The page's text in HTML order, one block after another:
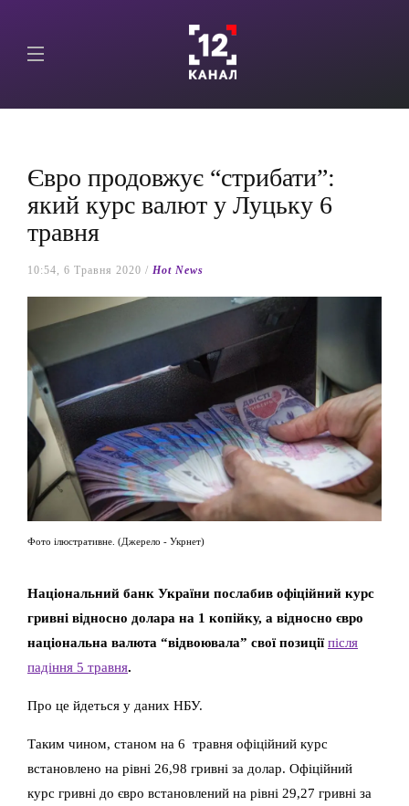
Євро продовжує “стрибати”:
який курс валют у Луцьку 6
травня
10:54, 6 Травня 2020 / Hot News
Фото ілюстративне. (Джерело - Укрнет)
Національний банк України послабив офіційний курс
гривні відносно долара на 1 копійку, а відносно євро
національна валюта “відвоювала” свої позиціїпісля
падіння 5 травня.
Про це йдеться у даних НБУ.
Таким чином, станом на 6 травня офіційний курс
встановлено на рівні 26,98 гривні за долар. Офіційний
курс гривні до євро встановлений на рівні 29,27 гривні за